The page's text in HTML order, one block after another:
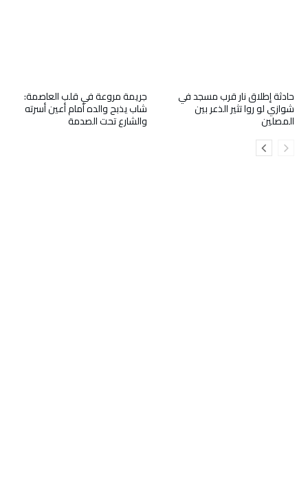
جريمة مروعة في قلب العاصمة:
شاب يذبح والده أمام أعين أسرته
والشارع تحت الصدمة
حادثة إطلاق نار قرب مسجد في
شوازي لو روا تثير الذعر بين
المصلين